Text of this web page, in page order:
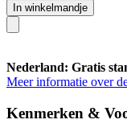
In winkelmandje
Nederland: Gratis
Meer informatie over
Kenmerken &